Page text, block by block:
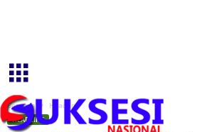
Beranda Headline
HEADLINE